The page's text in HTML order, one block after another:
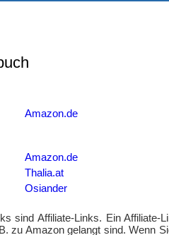
Amazon.de
Amazon.de
Thalia.at
Osiander
sind Affiliate-Links. Ein
zu Amazon gelangt sind. Wenn